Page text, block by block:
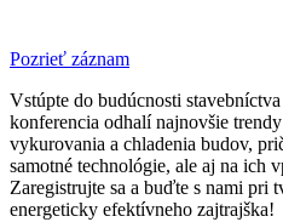
Pozrieť záznam
Vstúpte do budúcnosti stavebníctva
konferencia odhalí najnovšie
vykurovania a chladenia budov,
samotné technológie, ale aj na ich
Zaregistrujte sa a buďte s nami pri
energeticky efektívneho zajtrajška!